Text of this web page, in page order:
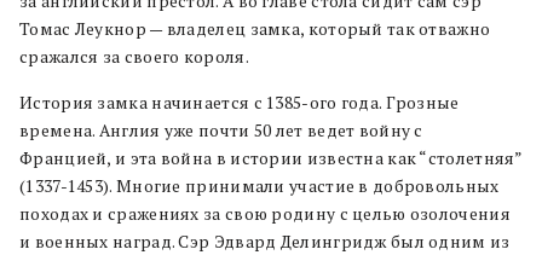
Томас Леукнор — владелец замка, который так отважно
сражался за своего короля.
История замка начинается с 1385-ого года. Грозные
времена. Англия уже почти 50 лет ведет войну с
Францией, и эта война в истории известна как “столетняя”
(1337-1453). Многие принимали участие в добровольных
походах и сражениях за свою родину с целью озолочения
и военных наград. Сэр Эдвард Делингридж был одним из